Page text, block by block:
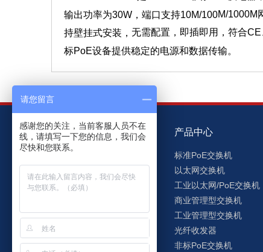
输出功率为30W，端口支持10M/100M/1000M
持壁挂式安装， 无需配置，即插即用， 符合CE
标PoE设备提供稳定的电源和数据传输。
关于洪瑞
发展历程
企业管理
员工之家
产品中心
标准PoE交换机
以太网交换机
工业以太网/PoE交换机
商业管理型交换机
工业管理型交换机
光纤收发器
非标PoE交换机
请您留言
感谢您的关注，当前客服人员不在
线，请填写一下您的信息，我们会
尽快和您联系。